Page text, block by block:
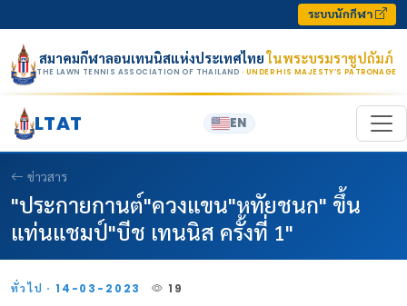
ระบบนักกีฬา
สมาคมกีฬาลอนเทนนิสแห่งประเทศไทยในพระบรมราชูปถัมภ์
THE LAWN TENNIS ASSOCIATION OF THAILAND · UNDER HIS MAJESTY’S PATRONAGE
LTAT EN
ข่าวสาร
"ประกายกานต์"ควงแขน"หทัยชนก" ขึ้น
แท่นแชมป์"บีช เทนนิส ครั้งที่ 1"
ทั่วไป · 14-03-2023 19